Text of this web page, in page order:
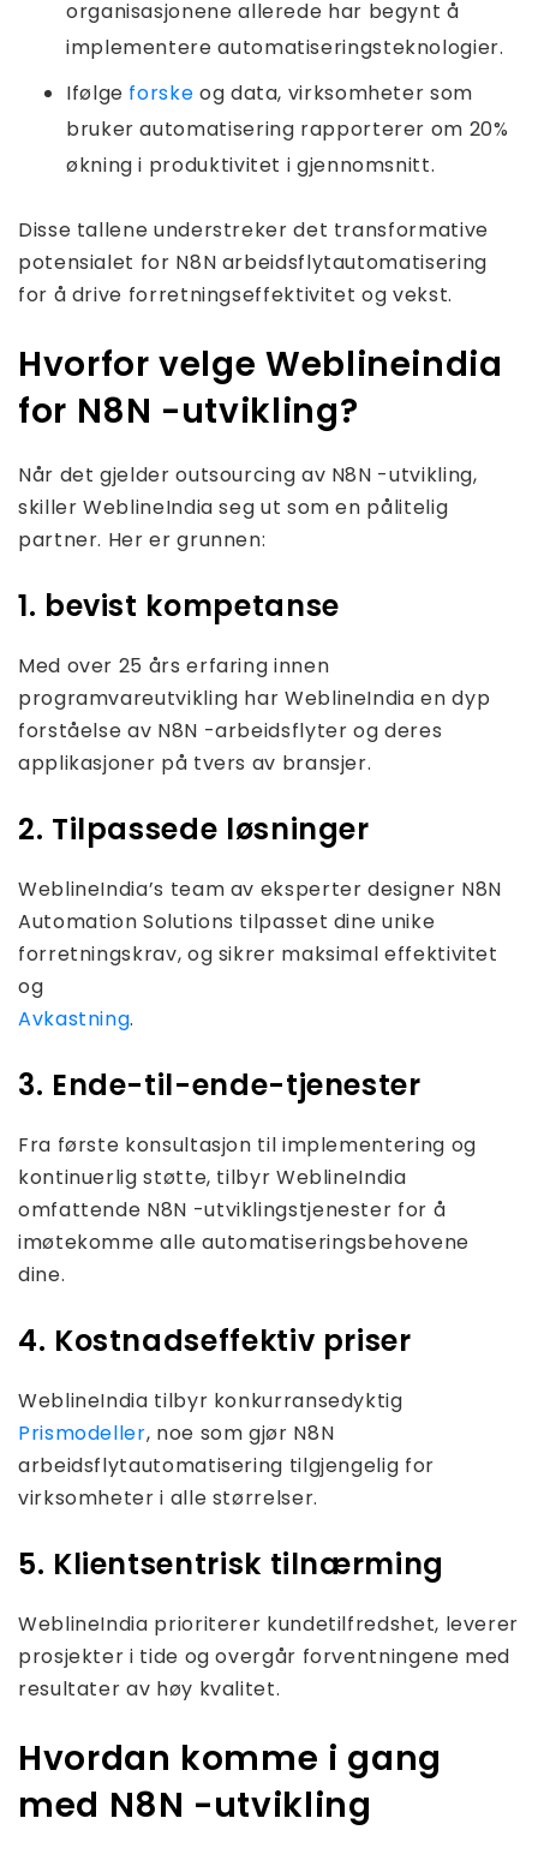
organisasjonene allerede har begynt å
implementere automatiseringsteknologier.
Ifølge forske og data, virksomheter som
bruker automatisering rapporterer om 20%
økning i produktivitet i gjennomsnitt.
Disse tallene understreker det transformative
potensialet for N8N arbeidsflytautomatisering
for å drive forretningseffektivitet og vekst.
Hvorfor velge Weblineindia
for N8N -utvikling?
Når det gjelder outsourcing av N8N -utvikling,
skiller WeblineIndia seg ut som en pålitelig
partner. Her er grunnen:
1. bevist kompetanse
Med over 25 års erfaring innen
programvareutvikling har WeblineIndia en dyp
forståelse av N8N -arbeidsflyter og deres
applikasjoner på tvers av bransjer.
2. Tilpassede løsninger
WeblineIndia’s team av eksperter designer N8N
Automation Solutions tilpasset dine unike
forretningskrav, og sikrer maksimal effektivitet
og
Avkastning.
3. Ende-til-ende-tjenester
Fra første konsultasjon til implementering og
kontinuerlig støtte, tilbyr WeblineIndia
omfattende N8N -utviklingstjenester for å
imøtekomme alle automatiseringsbehovene
dine.
4. Kostnadseffektiv priser
WeblineIndia tilbyr konkurransedyktig
Prismodeller, noe som gjør N8N
arbeidsflytautomatisering tilgjengelig for
virksomheter i alle størrelser.
5. Klientsentrisk tilnærming
WeblineIndia prioriterer kundetilfredshet, leverer
prosjekter i tide og overgår forventningene med
resultater av høy kvalitet.
Hvordan komme i gang
med N8N -utvikling